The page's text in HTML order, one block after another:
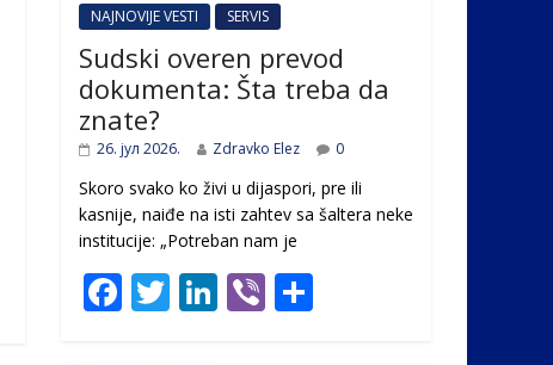
NAJNOVIJE VESTI SERVIS
Sudski overen prevod
dokumenta: Šta treba da
znate?
26. јул 2026. Zdravko Elez 0
Skoro svako ko živi u dijaspori, pre ili
kasnije, naiđe na isti zahtev sa šaltera neke
institucije: „Potreban nam je
F T Li Vi